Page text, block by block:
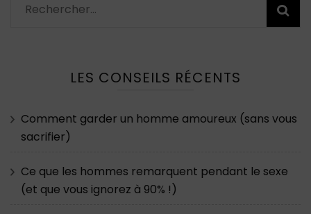
Rechercher :
LES CONSEILS RÉCENTS
Comment garder un homme amoureux (sans vous
sacrifier)
Ce que les hommes remarquent pendant le sexe
(et que vous ignorez à 90% !)